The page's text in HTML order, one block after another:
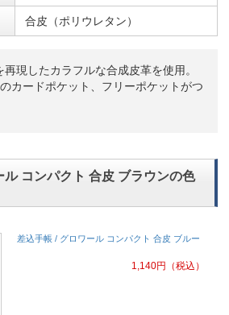
合皮（ポリウレタン）
現したカラフルな合成皮革を使用。
カードポケット、フリーポケットがつ
ル コンパクト 合皮 ブラウンの色
差込手帳 / グロワール コンパクト 合皮 ブルー
1,140円 （税込）